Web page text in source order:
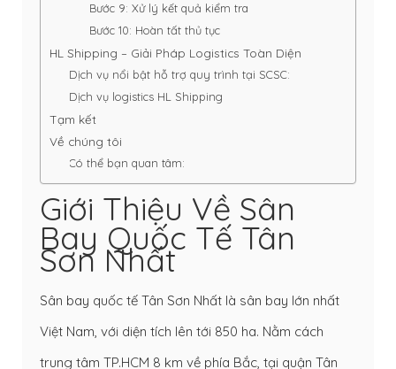
Bước 9: Xử lý kết quả kiểm tra
Bước 10: Hoàn tất thủ tục
HL Shipping – Giải Pháp Logistics Toàn Diện
Dịch vụ nổi bật hỗ trợ quy trình tại SCSC:
Dịch vụ logistics HL Shipping
Tạm kết
Về chúng tôi
Có thể bạn quan tâm:
Giới Thiệu Về Sân
Bay Quốc Tế Tân
Sơn Nhất
Sân bay quốc tế Tân Sơn Nhất là sân bay lớn nhất
Việt Nam, với diện tích lên tới 850 ha. Nằm cách
trung tâm TP.HCM 8 km về phía Bắc, tại quận Tân